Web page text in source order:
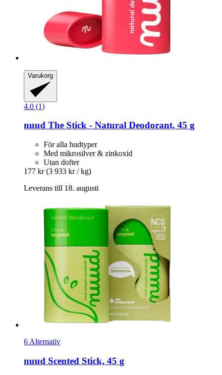
Varukorg
4.0 (1)
nuud The Stick -​ Natural Deodorant, 45 g
För alla hudtyper
Med mikrosilver & zinkoxid
Utan dofter
177 kr (3 933 kr / kg)
Leverans till 18. augusti
6 Alternativ
nuud Scented Stick, 45 g